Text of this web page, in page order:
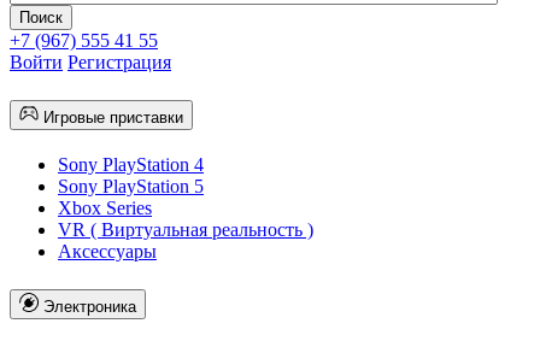
+7 (967) 555 41 55
Войти Регистрация
Игровые приставки
Sony PlayStation 4
Sony PlayStation 5
Xbox Series
VR ( Виртуальная реальность )
Аксессуары
Электроника